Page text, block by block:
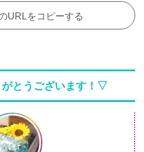
URLをコピーする
とうございます！▽